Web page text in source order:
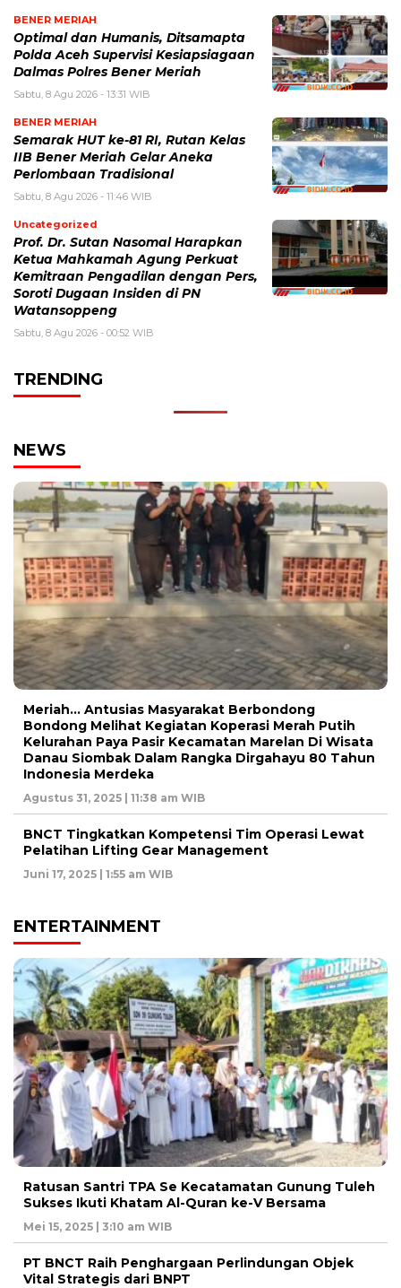
BENER MERIAH
Optimal dan Humanis, Ditsamapta
Polda Aceh Supervisi Kesiapsiagaan
Dalmas Polres Bener Meriah
Sabtu, 8 Agu 2026 - 13:31 WIB
BENER MERIAH
Semarak HUT ke-81 RI, Rutan Kelas
IIB Bener Meriah Gelar Aneka
Perlombaan Tradisional
Sabtu, 8 Agu 2026 - 11:46 WIB
Uncategorized
Prof. Dr. Sutan Nasomal Harapkan
Ketua Mahkamah Agung Perkuat
Kemitraan Pengadilan dengan Pers,
Soroti Dugaan Insiden di PN
Watansoppeng
Sabtu, 8 Agu 2026 - 00:52 WIB
TRENDING
NEWS
Meriah… Antusias Masyarakat Berbondong
Bondong Melihat Kegiatan Koperasi Merah Putih
Kelurahan Paya Pasir Kecamatan Marelan Di Wisata
Danau Siombak Dalam Rangka Dirgahayu 80 Tahun
Indonesia Merdeka
Agustus 31, 2025 | 11:38 am WIB
BNCT Tingkatkan Kompetensi Tim Operasi Lewat
Pelatihan Lifting Gear Management
Juni 17, 2025 | 1:55 am WIB
ENTERTAINMENT
Ratusan Santri TPA Se Kecatamatan Gunung Tuleh
Sukses Ikuti Khatam Al-Quran ke-V Bersama
Mei 15, 2025 | 3:10 am WIB
PT BNCT Raih Penghargaan Perlindungan Objek
Vital Strategis dari BNPT